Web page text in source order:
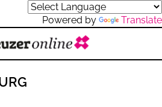
Powered by Translate